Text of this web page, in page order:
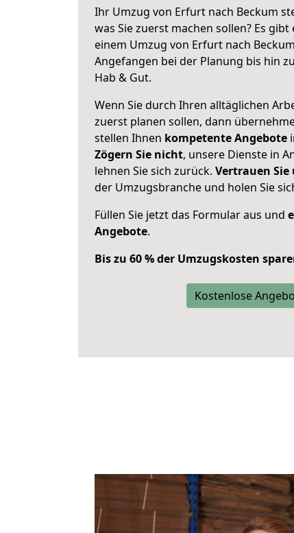
Ihr Umzug von Erfurt nach Beckum
was Sie zuerst machen sollen? Es
einem Umzug von Erfurt nach
Angefangen bei der Planung bis hin
Hab & Gut.
Wenn Sie durch Ihren alltäglichen
zuerst planen sollen, dann
stellen Ihnen kompetente Angebote
Zögern Sie nicht, unsere Dienste in
lehnen Sie sich zurück. Vertrauen Sie
der Umzugsbranche und holen Sie
Füllen Sie jetzt das Formular aus und
Angebote.
Bis zu 60 % der Umzugskosten
Kostenlose